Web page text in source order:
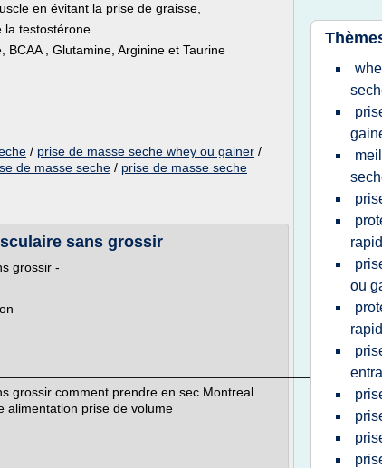
en évitant la prise de graisse,
la testostérone
, Glutamine, Arginine et Taurine
/ prise de masse seche whey ou gainer /
de masse seche / prise de masse seche
sans grossir
grossir -
grossir comment prendre en sec Montreal
alimentation prise de volume
ou